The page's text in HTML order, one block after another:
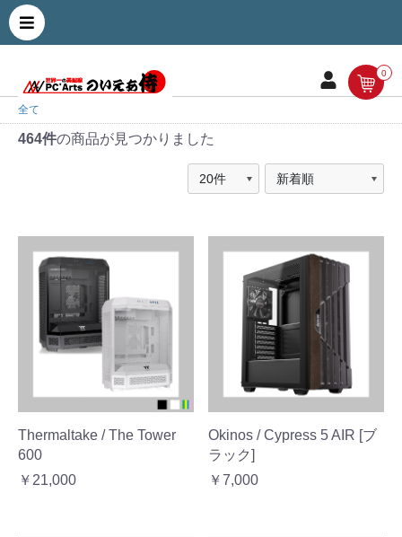
0
全て
464件の商品が見つかりました
Thermaltake / The Tower
600
￥21,000
Okinos / Cypress 5 AIR [ブ
ラック]
￥7,000